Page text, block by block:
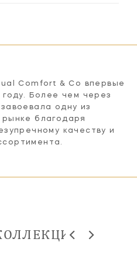
Comfort & Co впервые
Более чем через
одну из
благодаря
качеству и